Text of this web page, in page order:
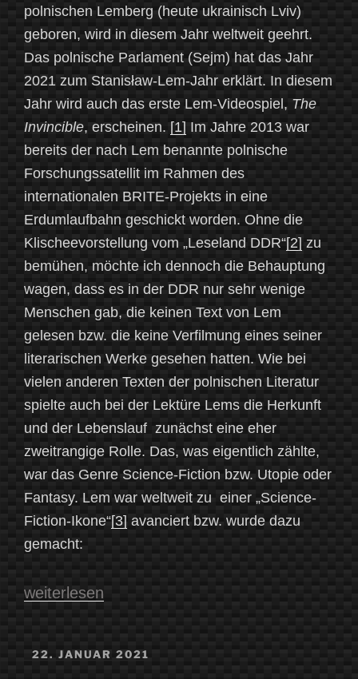
polnischen Lemberg (heute ukrainisch Lviv)
geboren, wird in diesem Jahr weltweit geehrt.
Das polnische Parlament (Sejm) hat das Jahr
2021 zum Stanisław-Lem-Jahr erklärt. In diesem
Jahr wird auch das erste Lem-Videospiel, The
Invincible, erscheinen. [1] Im Jahre 2013 war
bereits der nach Lem benannte polnische
Forschungssatellit im Rahmen des
internationalen BRITE-Projekts in eine
Erdumlaufbahn geschickt worden. Ohne die
Klischeevorstellung vom „Leseland DDR“[2] zu
bemühen, möchte ich dennoch die Behauptung
wagen, dass es in der DDR nur sehr wenige
Menschen gab, die keinen Text von Lem
gelesen bzw. die keine Verfilmung eines seiner
literarischen Werke gesehen hatten. Wie bei
vielen anderen Texten der polnischen Literatur
spielte auch bei der Lektüre Lems die Herkunft
und der Lebenslauf zunächst eine eher
zweitrangige Rolle. Das, was eigentlich zählte,
war das Genre Science-Fiction bzw. Utopie oder
Fantasy. Lem war weltweit zu einer „Science-
Fiction-Ikone“[3] avanciert bzw. wurde dazu
gemacht:
„In
weiterlesen
VERÖFFENTLICHT
22. JANUAR 2021